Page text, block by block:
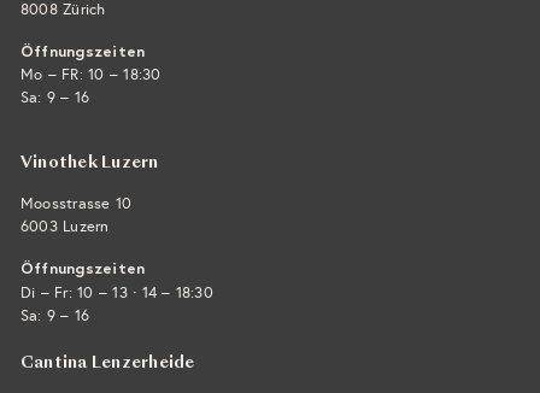
8008 Zürich
Öffnungszeiten
Mo – FR: 10 – 18:30
Sa: 9 – 16
Vinothek Luzern
Moosstrasse 10
6003 Luzern
Öffnungszeiten
Di – Fr: 10 – 13 · 14 – 18:30
Sa: 9 – 16
Cantina Lenzerheide